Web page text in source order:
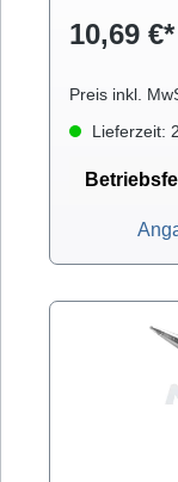
6000, MS
10,69 €*
Preis inkl.
Lieferzeit: